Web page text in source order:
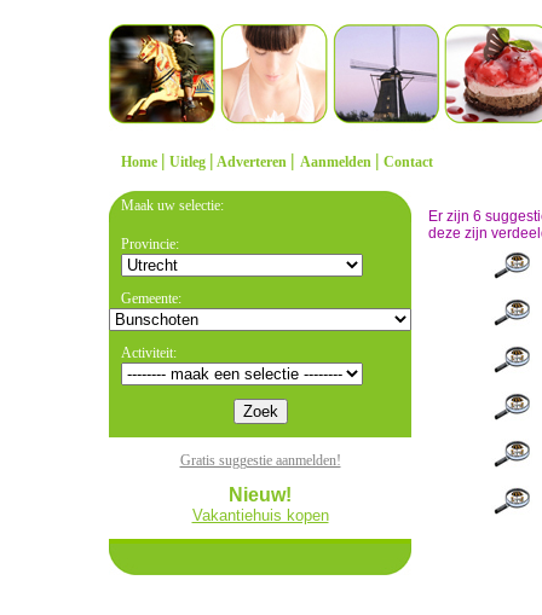
Home | Uitleg | Adverteren | Aanmelden | Contact
Maak uw selectie:
Provincie:
Gemeente:
Activiteit:
Gratis suggestie aanmelden!
Nieuw!
Vakantiehuis kopen
Er zijn 6
deze zijn